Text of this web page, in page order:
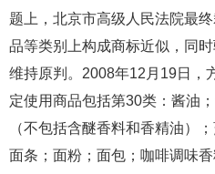
题上，北京市高级人民法院最终
品等类别上构成商标近似，同
维持原判。2008年12月19日，
定使用商品包括第30类：酱油
（不包括含醚香料和香精油）
面条；面粉；面包；咖啡调味